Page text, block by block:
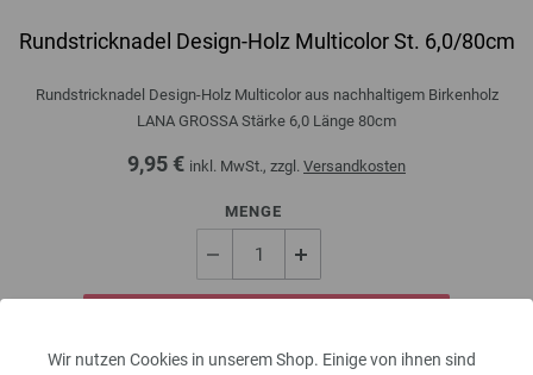
Wir nutzen Cookies in unserem Shop. Einige von ihnen sind
Rundstricknadel Design-Holz Multicolor St. 6,0/80cm
Rundstricknadel Design-Holz Multicolor aus nachhaltigem Birkenholz
LANA GROSSA Stärke 6,0 Länge 80cm
9,95 € inkl. MwSt., zzgl. Versandkosten
MENGE